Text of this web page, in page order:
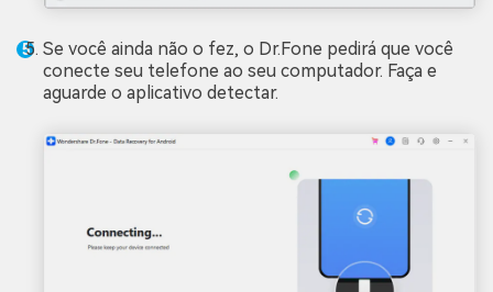
Se você ainda não o fez, o Dr.Fone pedirá que você
conecte seu telefone ao seu computador. Faça e
aguarde o aplicativo detectar.